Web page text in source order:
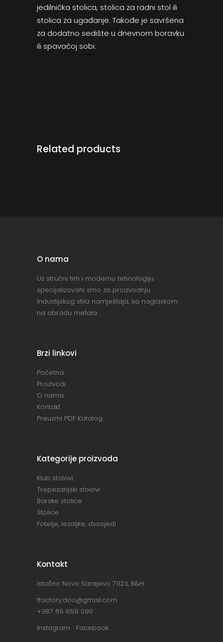
jedilnička stolica, stolica za radni stol ili
stolica za ugađanje. Takođe je savršena
za dodatno sedište u dnevnom boravku
ili spavaćoj sobi.
Related products
O nama
Uz stručni tim i modernu tehnologiju
specijalizovani smo za proizvodnju
industijskog stila namještaja, sa naglaskom
na obradu metala.
Brzi linkovi
Početna
Proizvodi
O nama
Kontakt
Preuzmi PDF Katalog
Kategorije proizvoda
Klub stolovi
Trepezarijski stolovi
Barske stolice
Stolice
Fotelje, lezaljke, dvosjedi
Kontakt
Istočno Novo Sarajevo 71123, B&H
tfactory.doo@gmail.com
+387 65 659 090
Instagram Facebook